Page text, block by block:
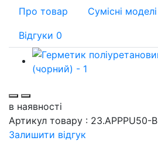
Про товар Сумісні моделі
Відгуки 0
в наявності
Артикул товару : 23.APPPU50-B
Залишити відгук